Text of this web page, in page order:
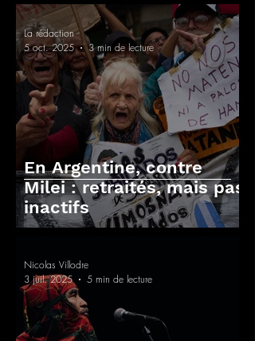
En Argentine, contre
Milei : retraités, mais pas
inactifs
La rédaction
5 oct. 2025
3 min de lecture
Nicolas Villodre
3 juil. 2025
5 min de lecture